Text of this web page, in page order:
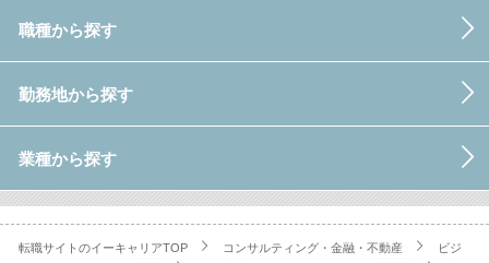
職種から探す
勤務地から探す
業種から探す
転職サイトのイーキャリアTOP コンサルティング・金融・不動産
ビジ